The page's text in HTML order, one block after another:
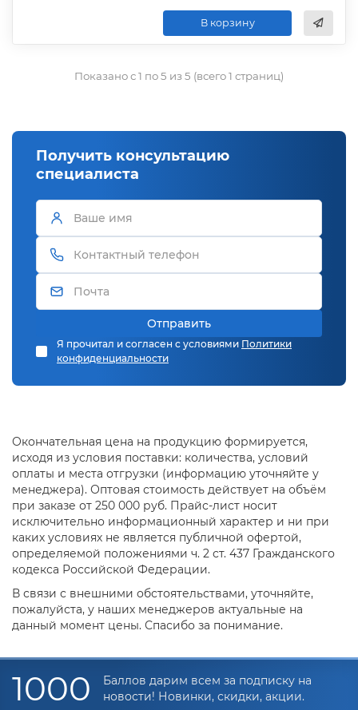
В корзину
Показано с 1 по 5 из 5 (всего 1 страниц)
Получить консультацию
специалиста
Отправить
Я прочитал и согласен с условиями Политики
конфиденциальности
Окончательная цена на продукцию формируется,
исходя из условия поставки: количества, условий
оплаты и места отгрузки (информацию уточняйте у
менеджера). Оптовая стоимость действует на объём
при заказе от 250 000 руб. Прайс-лист носит
исключительно информационный характер и ни при
каких условиях не является публичной офертой,
определяемой положениями ч. 2 ст. 437 Гражданского
кодекса Российской Федерации.
В связи с внешними обстоятельствами, уточняйте,
пожалуйста, у наших менеджеров актуальные на
данный момент цены. Спасибо за понимание.
1000
Баллов дарим всем за подписку на
новости! Новинки, скидки, акции.